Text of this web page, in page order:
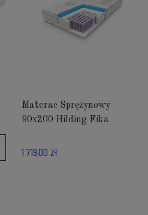
Materac Sprężynowy
90x200 Hilding Fika
1 719,00 zł